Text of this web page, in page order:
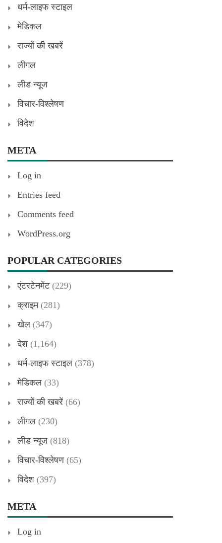
धर्म-लाइफ स्टाइल
मेडिकल
राज्यों की खबरें
लीगल
लीड न्यूज
विचार-विश्लेषण
विदेश
META
Log in
Entries feed
Comments feed
WordPress.org
POPULAR CATEGORIES
एंटरटेनमेंट(229)
क्राइम(281)
खेल (347)
देश (1,164)
धर्म-लाइफ स्टाइल (378)
मेडिकल (33)
राज्यों की खबरें (66)
लीगल (230)
लीड न्यूज (818)
विचार-विश्लेषण(65)
विदेश (397)
META
Log in